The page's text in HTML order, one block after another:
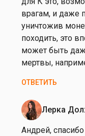
Д
о
л
ж
е
к
врагам, и даже
уничтожив
походить, это
может быть
мертвы,
ОТВЕТИТЬ
Лерка
Ответ
на
Андрей,